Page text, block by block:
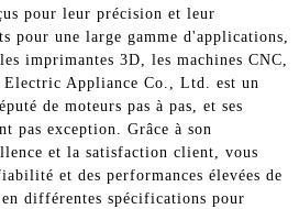
pour leur précision et leur
pour une large gamme d'applications,
imprimantes 3D, les machines CNC,
Electric Appliance Co., Ltd. est un
de moteurs pas à pas, et ses
pas exception. Grâce à son
et la satisfaction client, vous
et des performances élevées de
différentes spécifications pour